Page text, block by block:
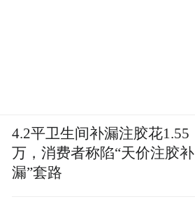
4.2平卫生间补漏注胶花1.55
万，消费者称陷“天价注胶补
漏”套路